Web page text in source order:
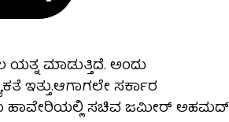
ಯತ್ನ ಮಾಡುತ್ತಿದೆ. ಅಂದು
ಇತ್ತು.ಆಗಾಗಲೇ ಸರ್ಕಾರ
ಹಾವೇರಿಯಲ್ಲಿ ಸಚಿವ ಜಮೀರ್ ಅಹಮದ್